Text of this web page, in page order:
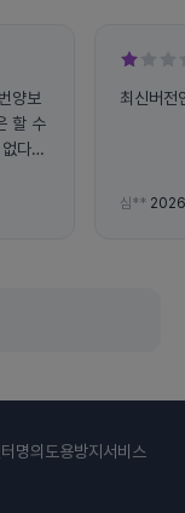
양보
할 수
다고
데
최신버전
심**
명의도용방지서비스